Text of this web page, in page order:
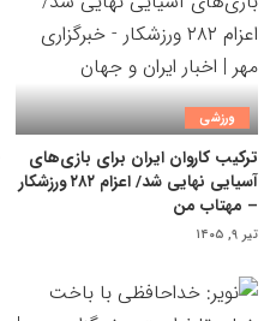
ورزشی
ترکیب کاروان ایران برای بازی‌های
آسیایی نهایی شد/ اعزام ۲۸۲ ورزشکار
– مهتاب من
تیر ۹, ۱۴۰۵